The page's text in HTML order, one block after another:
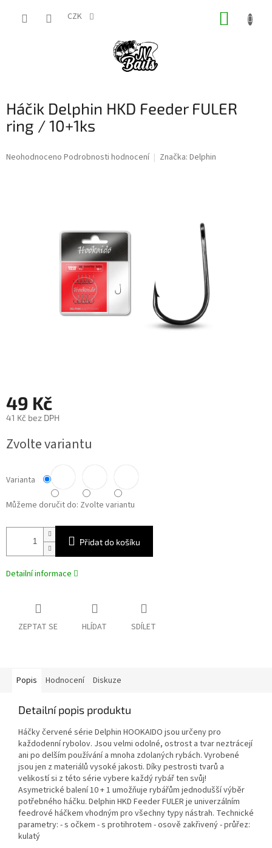
CZK
Háčik Delphin HKD Feeder FULER
ring / 10+1ks
Průměrné
Neohodnoceno Podrobnosti hodnocení Značka: Delphin
49 Kč
41 Kč bez DPH
cena:
Zvolte variantu
Varianta
Můžeme doručit do: Zvolte variantu
Přidat do košíku
Detailní informace
ZEPTAT SE HLÍDAT SDÍLET
Popis Hodnocení Diskuze
Detailní popis produktu
Háčky červené série Delphin HOOKAIDO jsou určeny pro
každodenní rybolov. Jsou velmi odolné, ostrost a tvar neztrácejí
ani po delším používání a mnoha zdolaných rybách. Vyrobené
jsou jen z materiálů vysoké jakosti. Díky pestrosti tvarů a
velikostí si z této série vybere každý rybář ten svůj!
Asymetrické balení 10 + 1 umožňuje rybářům jednodušší výběr
potřebného háčku. Delphin HKD Feeder FULER je univerzálním
feedrové háčkem vhodným pro všechny typy nástrah. Technické
parametry: - s očkem - s protihrotem - osově zakřivený - průřez:
kulatý